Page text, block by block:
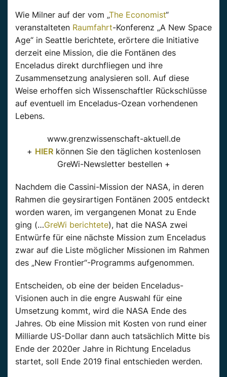
Wie Milner auf der vom „The Economist“
veranstalteten Raumfahrt-Konferenz „A New Space
Age“ in Seattle berichtete, erörtere die Initiative
derzeit eine Mission, die die Fontänen des
Enceladus direkt durchfliegen und ihre
Zusammensetzung analysieren soll. Auf diese
Weise erhoffen sich Wissenschaftler Rückschlüsse
auf eventuell im Enceladus-Ozean vorhendenen
Lebens.
www.grenzwissenschaft-aktuell.de
+ HIERkönnen Sie den täglichen kostenlosen
GreWi-Newsletter bestellen +
Nachdem die Cassini-Mission der NASA, in deren
Rahmen die geysirartigen Fontänen 2005 entdeckt
worden waren, im vergangenen Monat zu Ende
ging (…GreWi berichtete), hat die NASA zwei
Entwürfe für eine nächste Mission zum Enceladus
zwar auf die Liste möglicher Missionen im Rahmen
des „New Frontier“-Programms aufgenommen.
Entscheiden, ob eine der beiden Enceladus-
Visionen auch in die engre Auswahl für eine
Umsetzung kommt, wird die NASA Ende des
Jahres. Ob eine Mission mit Kosten von rund einer
Milliarde US-Dollar dann auch tatsächlich Mitte bis
Ende der 2020er Jahre in Richtung Enceladus
startet, soll Ende 2019 final entschieden werden.